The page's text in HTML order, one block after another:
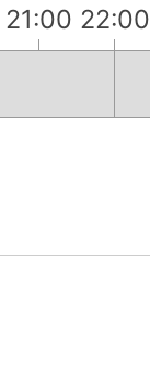
21:00 22:00